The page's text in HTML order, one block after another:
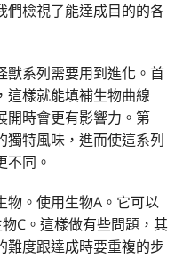
們檢視了能達成目的的各
獸系列需要用到進化。首
這樣就能填補生物曲線
開時會更有影響力。第
獨特風味，進而使這系列
不同。
物。使用生物A。它可以
C。這樣做有些問題，其
難度跟達成時要重複的步